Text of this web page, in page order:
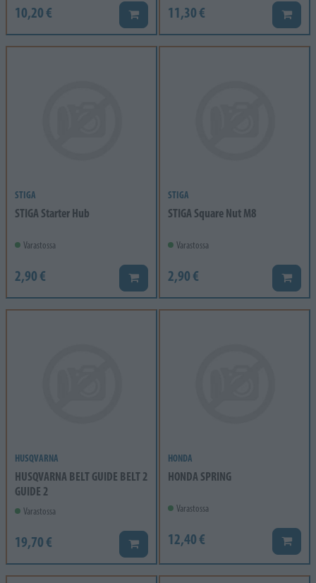
10,20 € Lisää koriin11,30 € Lisää
STIGA
STIGA Starter Hub
Varastossa
2,90 € Lisää koriin
STIGA
STIGA Square Nut M8
Varastossa
2,90 € Lisää
HUSQVARNA
HUSQVARNA BELT GUIDE BELT 2
GUIDE 2
Varastossa
19,70 € Lisää koriin
HONDA
HONDA SPRING
Varastossa
12,40 € Lisää